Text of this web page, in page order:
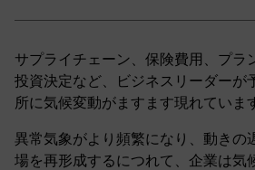
サプライチェーン、保険費用、プラ
投資決定など、ビジネスリーダーが
所に気候変動がますます現れていま
異常気象がより頻繁になり、動きの
場を再形成するにつれて、企業は気